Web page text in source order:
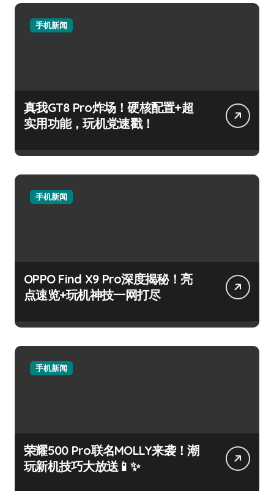
手机新闻
真我GT8 Pro炸场！硬核配置+超
实用功能，玩机党速戳！
手机新闻
OPPO Find X9 Pro深度揭秘！亮
点速览+玩机神技一网打尽
手机新闻
荣耀500 Pro联名MOLLY来袭！潮
玩新机技巧大放送📱✨